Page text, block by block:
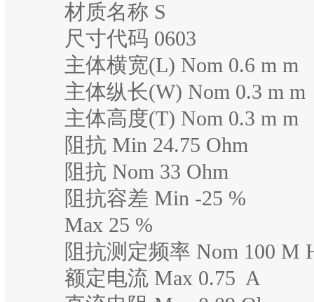
材质名称 S
尺寸代码 0603
主体横宽(L) Nom 0.6 m m
主体纵长(W) Nom 0.3 m m
主体高度(T) Nom 0.3 m m
阻抗 Min 24.75 Ohm
阻抗 Nom 33 Ohm
阻抗容差 Min -25 %
Max 25 %
阻抗测定频率 Nom 100 M
额定电流 Max 0.75 A